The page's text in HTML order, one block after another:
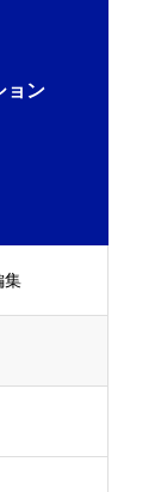
ョン
集